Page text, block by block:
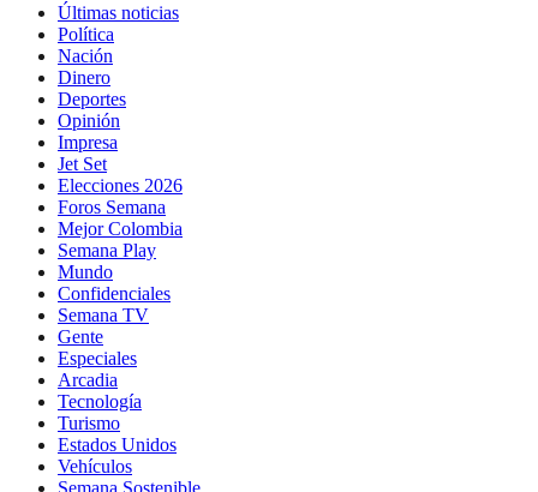
Últimas noticias
Política
Nación
Dinero
Deportes
Opinión
Impresa
Jet Set
Elecciones 2026
Foros Semana
Mejor Colombia
Semana Play
Mundo
Confidenciales
Semana TV
Gente
Especiales
Arcadia
Tecnología
Turismo
Estados Unidos
Vehículos
Semana Sostenible